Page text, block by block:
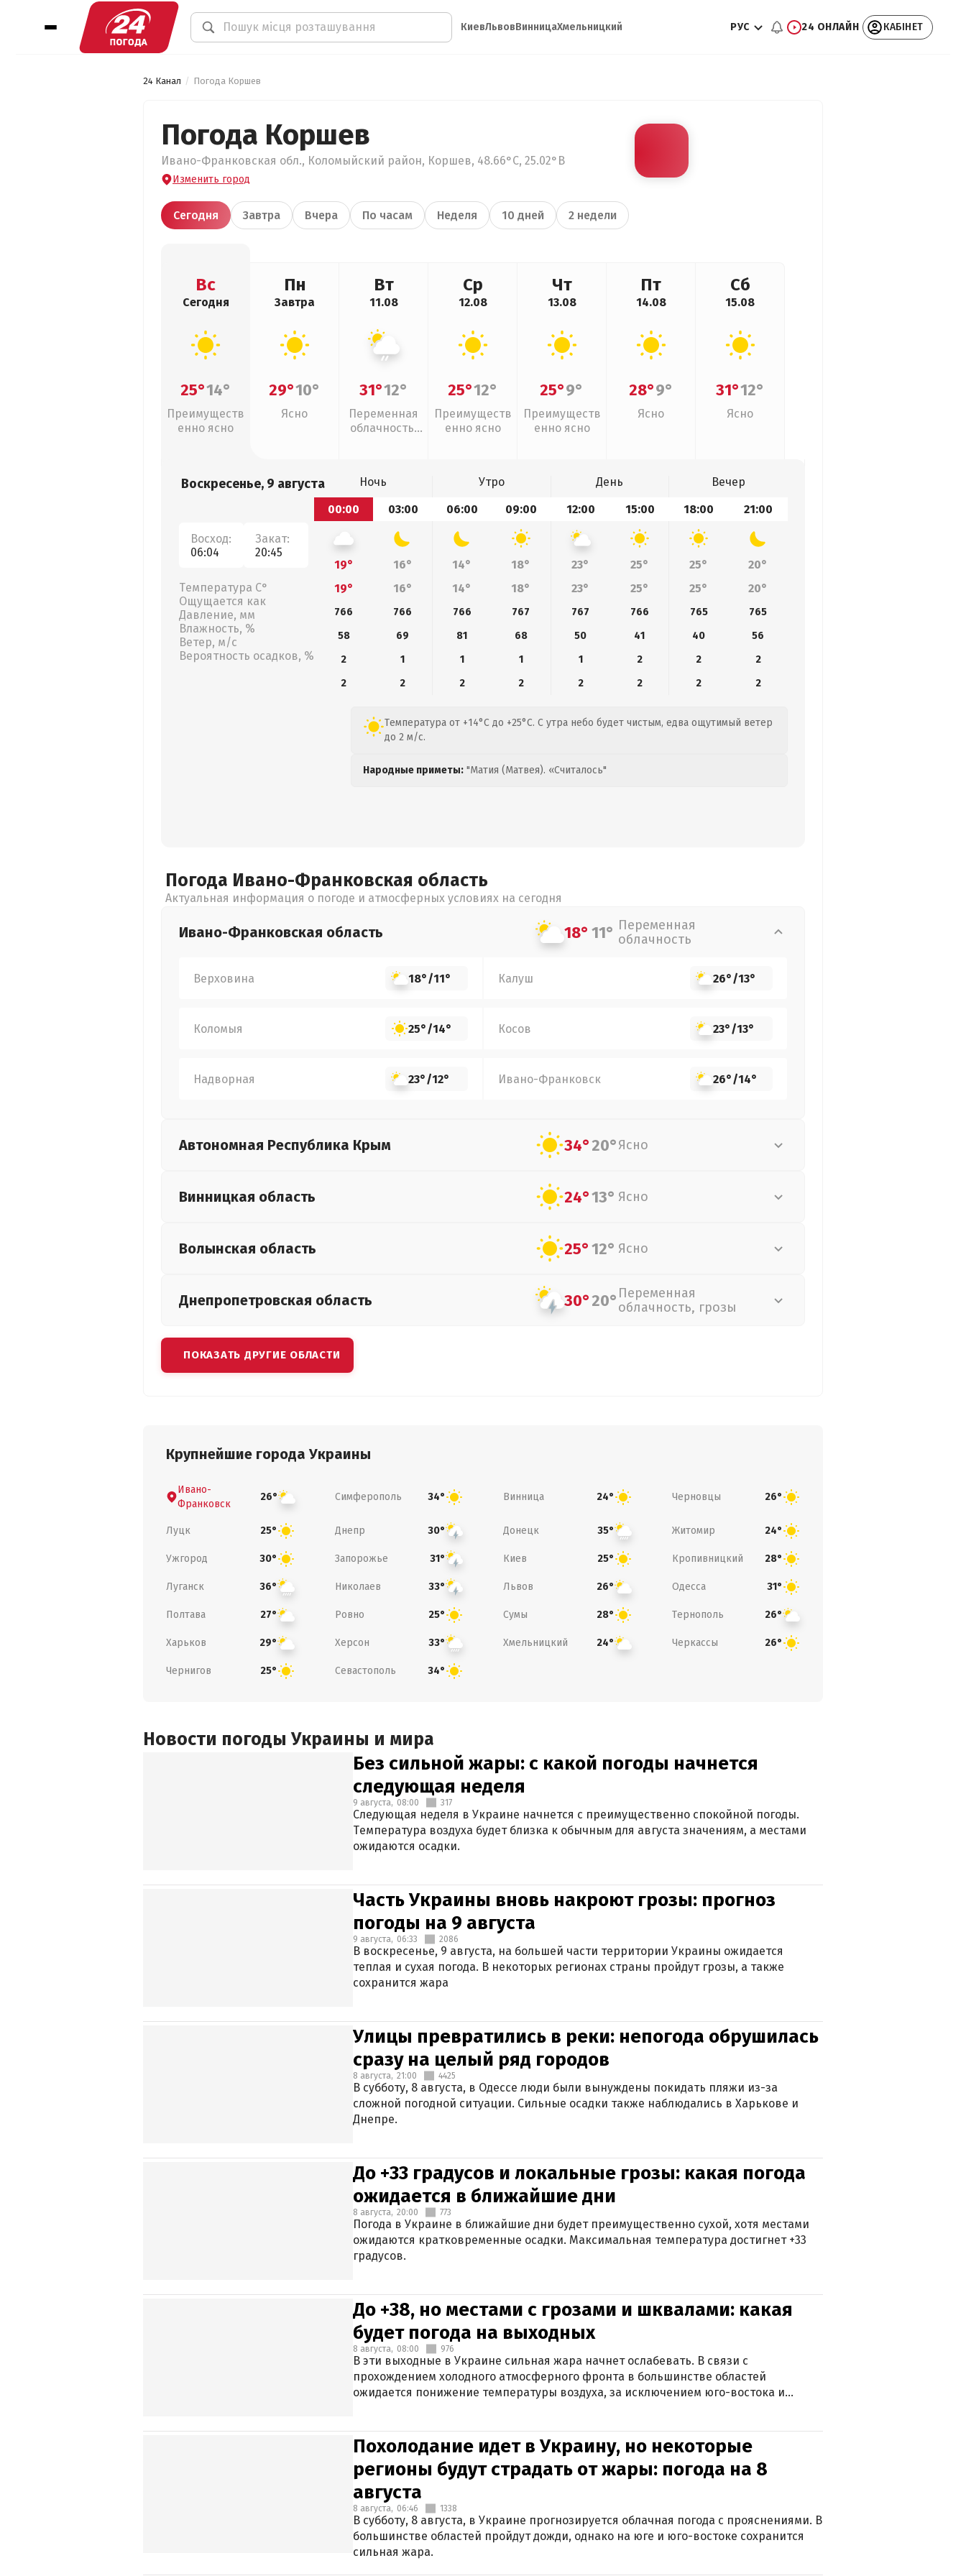
КиевЛьвовВинницаХмельницкий РУС 24 ОНЛАЙН КАБІНЕТ
24 Канал Погода Коршев
Погода Коршев
Ивано-Франковская обл., Коломыйский район, Коршев, 48.66°С, 25.02°В
Изменить город
Сегодня Завтра Вчера По часам Неделя 10 дней 2 недели
Вс
Сегодня
25°14°
Преимуществ
енно ясно
Пн
Завтра
29°10°
Ясно
Вт
11.08
31°12°
Переменная
облачность,
Ср
12.08
25°12°
Преимуществ
енно ясно
Чт
13.08
25°9°
Преимуществ
енно ясно
Пт
14.08
28°9°
Ясно
Сб
15.08
31°12°
Ясно
Воскресенье, 9 августа
Восход:
06:04
Закат:
20:45
Температура С°
Ощущается как
Давление, мм
Влажность, %
Ветер, м/с
Вероятность осадков, %
Ночь Утро День
Вечер
00:00
03:00 06:00 09:00 12:00 15:00 18:00 21:00
19° 16° 14° 18° 23° 25° 25°
20°
19°
16° 14° 18° 23° 25° 25° 20°
766 766 766 767 767 766 765
765
58
69 81 68 50 41 40
56
2
1 1 1 1 2 2
2
2
2 2 2 2 2 2 2
Температура от +14°C до +25°C. С утра небо будет чистым, едва ощутимый ветер
до 2 м/с.
Народные приметы: "Матия (Матвея). «Считалось"
Погода Ивано-Франковская область
Актуальная информация о погоде и атмосферных условиях на сегодня
Ивано-Франковская область 18° 11° Переменная
облачность
Верховина 18°/11° Калуш 26°/13°
Коломыя 25°/14° Косов 23°/13°
Надворная 23°/12° Ивано-Франковск 26°/14°
Автономная Республика Крым 34°20°Ясно
Винницкая область 24°13° Ясно
Волынская область 25°12° Ясно
Днепропетровская область 30°20° Переменная
облачность, грозы
ПОКАЗАТЬ ДРУГИЕ ОБЛАСТИ
Крупнейшие города Украины
Ивано-
Франковск
26° Симферополь 34° Винница 24° Черновцы 26°
Луцк 25° Днепр 30° Донецк 35° Житомир 24°
Ужгород 30° Запорожье 31° Киев 25° Кропивницкий 28°
Луганск 36° Николаев 33° Львов 26° Одесса 31°
Полтава 27° Ровно 25° Сумы 28° Тернополь 26°
Харьков 29° Херсон 33° Хмельницкий 24° Черкассы 26°
Чернигов 25° Севастополь 34°
Новости погоды Украины и мира
Без сильной жары: с какой погоды начнется
следующая неделя
9 августа, 08:00 317
Следующая неделя в Украине начнется с преимущественно спокойной погоды.
Температура воздуха будет близка к обычным для августа значениям, а местами
ожидаются осадки.
Часть Украины вновь накроют грозы: прогноз
погоды на 9 августа
9 августа, 06:33 2086
В воскресенье, 9 августа, на большей части территории Украины ожидается
теплая и сухая погода. В некоторых регионах страны пройдут грозы, а также
сохранится жара
Улицы превратились в реки: непогода обрушилась
сразу на целый ряд городов
8 августа, 21:00 4425
В субботу, 8 августа, в Одессе люди были вынуждены покидать пляжи из-за
сложной погодной ситуации. Сильные осадки также наблюдались в Харькове и
Днепре.
До +33 градусов и локальные грозы: какая погода
ожидается в ближайшие дни
8 августа, 20:00 773
Погода в Украине в ближайшие дни будет преимущественно сухой, хотя местами
ожидаются кратковременные осадки. Максимальная температура достигнет +33
градусов.
До +38, но местами с грозами и шквалами: какая
будет погода на выходных
8 августа, 08:00 976
В эти выходные в Украине сильная жара начнет ослабевать. В связи с
прохождением холодного атмосферного фронта в большинстве областей
ожидается понижение температуры воздуха, за исключением юго-востока и
Похолодание идет в Украину, но некоторые
регионы будут страдать от жары: погода на 8
августа
8 августа, 06:46 1338
В субботу, 8 августа, в Украине прогнозируется облачная погода с прояснениями. В
большинстве областей пройдут дожди, однако на юге и юго-востоке сохранится
сильная жара.